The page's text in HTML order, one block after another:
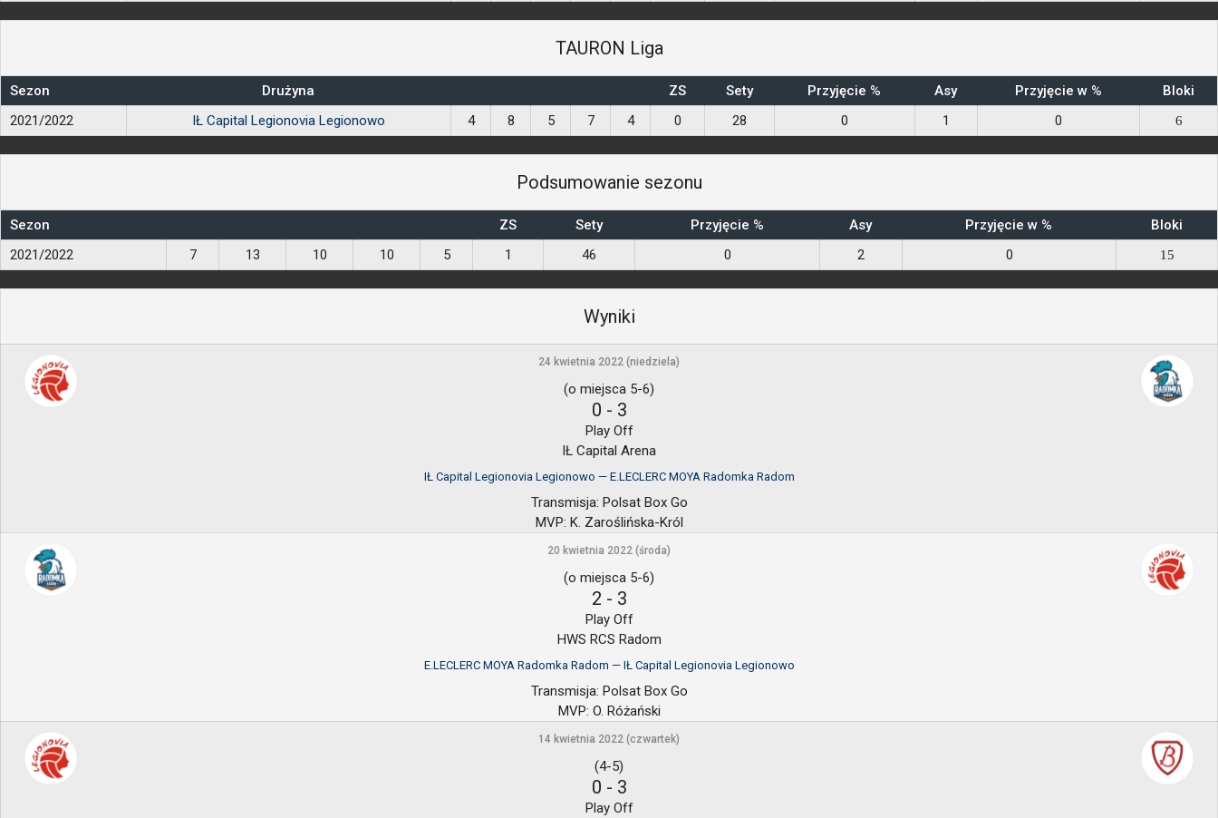
TAURON Liga
Sezon Drużyna ZS Sety Przyjęcie % Asy Przyjęcie w %
Bloki
2021/2022
IŁ Capital Legionovia Legionowo 4 8 5 7 4 0 28 0 1 0 6
Podsumowanie sezonu
Sezon ZS Sety Przyjęcie % Asy Przyjęcie w %
Bloki
2021/2022
7 13 10 10 5 1 46 0 2 0 15
Wyniki
24 kwietnia 2022 (niedziela)
(o miejsca 5-6)
0 - 3
Play Off
IŁ Capital Arena
IŁ Capital Legionovia Legionowo — E.LECLERC MOYA Radomka Radom
Transmisja: Polsat Box Go
MVP: K. Zaroślińska-Król
20 kwietnia 2022 (środa)
(o miejsca 5-6)
2 - 3
Play Off
HWS RCS Radom
E.LECLERC MOYA Radomka Radom — IŁ Capital Legionovia Legionowo
Transmisja: Polsat Box Go
MVP: O. Różański
14 kwietnia 2022 (czwartek)
(4-5)
0 - 3
Play Off